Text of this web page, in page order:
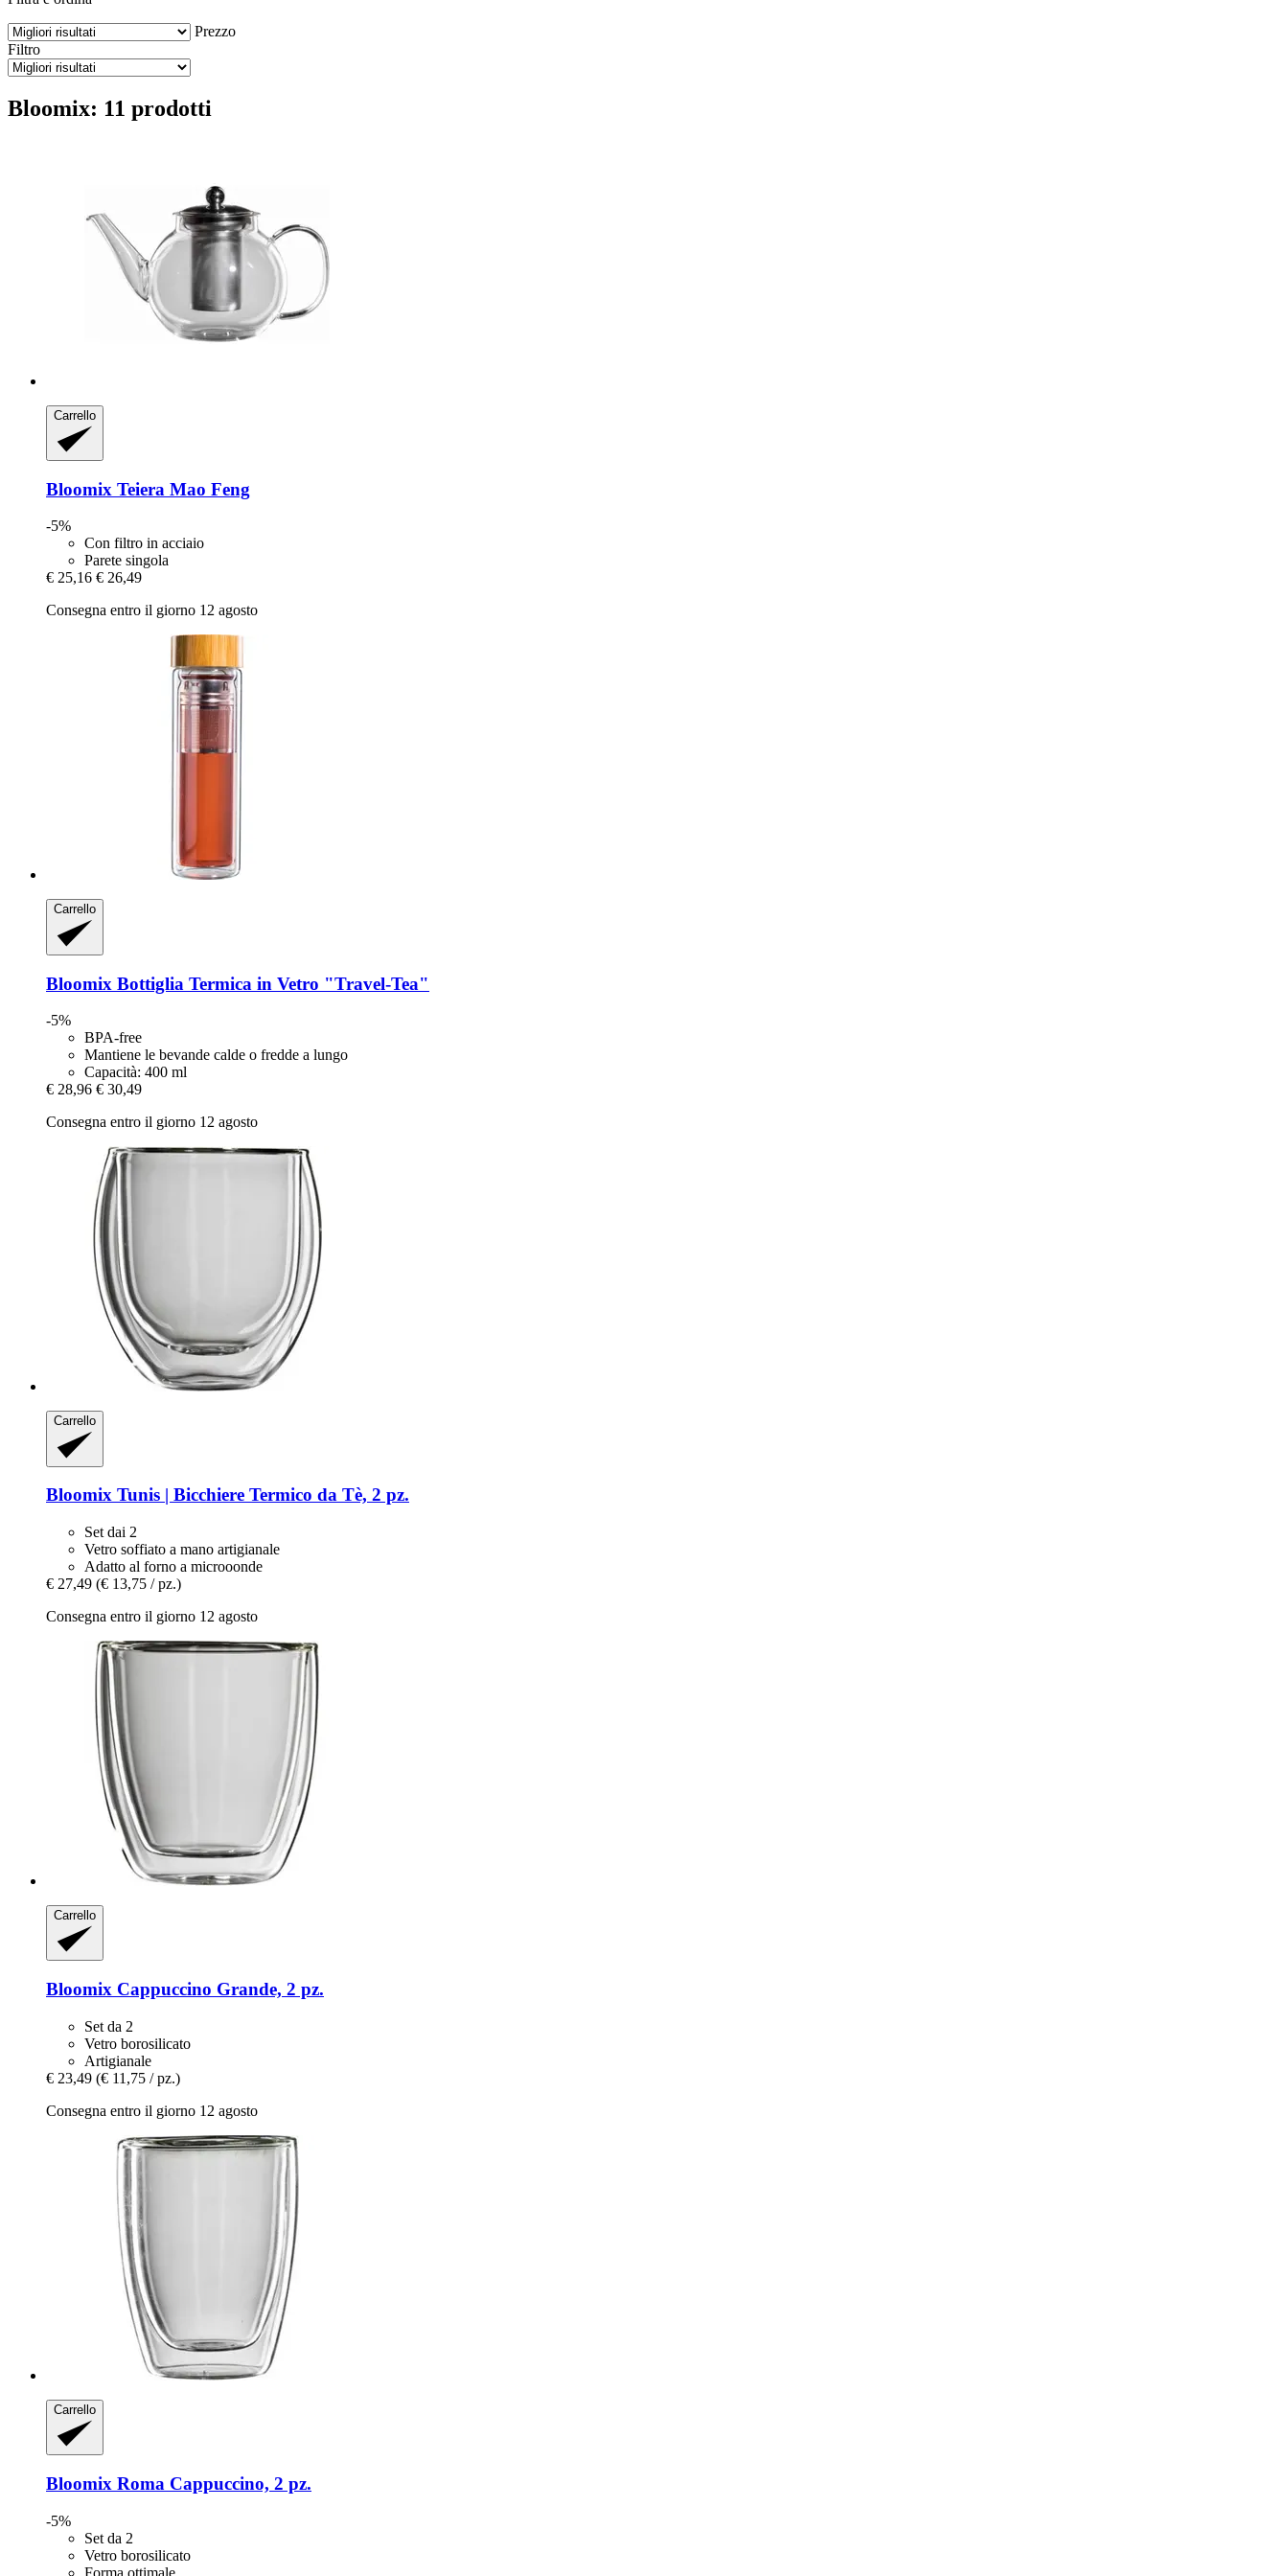
Prezzo
Filtro
Bloomix: 11 prodotti
Carrello
Bloomix Teiera Mao Feng
-5%
Con filtro in acciaio
Parete singola
€ 25,16 € 26,49
Consegna entro il giorno 12 agosto
Carrello
Bloomix Bottiglia Termica in Vetro "Travel-​Tea"
-5%
BPA-free
Mantiene le bevande calde o fredde a lungo
Capacità: 400 ml
€ 28,96 € 30,49
Consegna entro il giorno 12 agosto
Carrello
Bloomix Tunis | Bicchiere Termico da Tè, 2 pz.
Set dai 2
Vetro soffiato a mano artigianale
Adatto al forno a microoonde
€ 27,49 (€ 13,75 / pz.)
Consegna entro il giorno 12 agosto
Carrello
Bloomix Cappuccino Grande, 2 pz.
Set da 2
Vetro borosilicato
Artigianale
€ 23,49 (€ 11,75 / pz.)
Consegna entro il giorno 12 agosto
Carrello
Bloomix Roma Cappuccino, 2 pz.
-5%
Set da 2
Vetro borosilicato
Forma ottimale